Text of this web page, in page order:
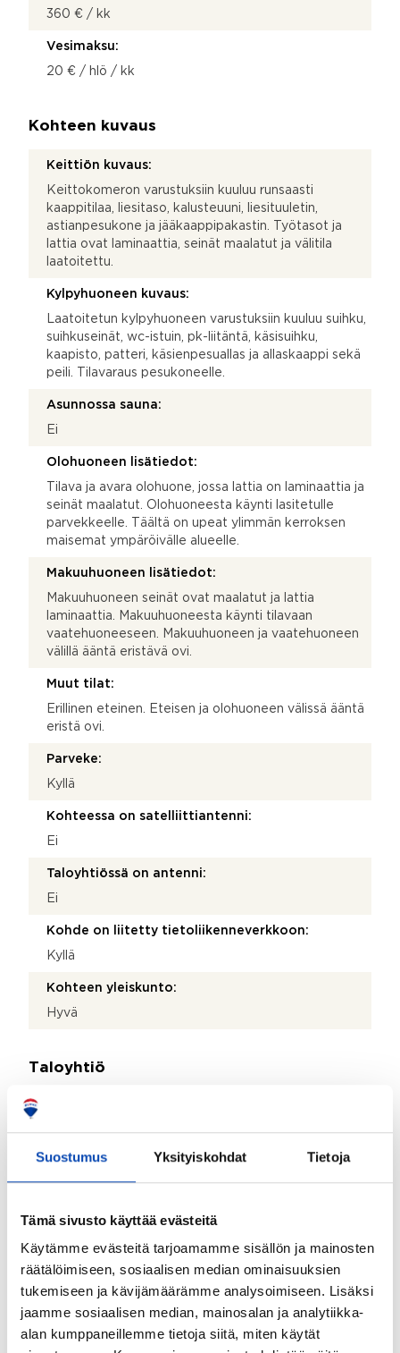
Suostumus Yksityiskohdat Tietoja
Tämä sivusto käyttää evästeitä
Käytämme evästeitä tarjoamamme sisällön ja mainosten
räätälöimiseen, sosiaalisen median ominaisuuksien
tukemiseen ja kävijämäärämme analysoimiseen. Lisäksi
jaamme sosiaalisen median, mainosalan ja analytiikka-
alan kumppaneillemme tietoja siitä, miten käytät
360 € / kk
Vesimaksu:
20 € / hlö / kk
Kohteen kuvaus
Keittiön kuvaus:
Keittokomeron varustuksiin kuuluu runsaasti
kaappitilaa, liesitaso, kalusteuuni, liesituuletin,
astianpesukone ja jääkaappipakastin. Työtasot ja
lattia ovat laminaattia, seinät maalatut ja välitila
laatoitettu.
Kylpyhuoneen kuvaus:
Laatoitetun kylpyhuoneen varustuksiin kuuluu suihku,
suihkuseinät, wc-istuin, pk-liitäntä, käsisuihku,
kaapisto, patteri, käsienpesuallas ja allaskaappi sekä
peili. Tilavaraus pesukoneelle.
Asunnossa sauna:
Ei
Olohuoneen lisätiedot:
Tilava ja avara olohuone, jossa lattia on laminaattia ja
seinät maalatut. Olohuoneesta käynti lasitetulle
parvekkeelle. Täältä on upeat ylimmän kerroksen
maisemat ympäröivälle alueelle.
Makuuhuoneen lisätiedot:
Makuuhuoneen seinät ovat maalatut ja lattia
laminaattia. Makuuhuoneesta käynti tilavaan
vaatehuoneeseen. Makuuhuoneen ja vaatehuoneen
välillä ääntä eristävä ovi.
Muut tilat:
Erillinen eteinen. Eteisen ja olohuoneen välissä ääntä
eristä ovi.
Parveke:
Kyllä
Kohteessa on satelliittiantenni:
Ei
Taloyhtiössä on antenni:
Ei
Kohde on liitetty tietoliikenneverkkoon:
Kyllä
Kohteen yleiskunto:
Hyvä
Taloyhtiö
Asunto Oy Hämeentie 77 - Bostads Ab Tavastvägen
Taloyhtiön Y-tunnus:
Huoltoyhtiö
Lisätietoja kiinteistönhoidosta:
Kiinteistöhuolto Varonen Porvoonkatu 5-7 00510
Helsinki